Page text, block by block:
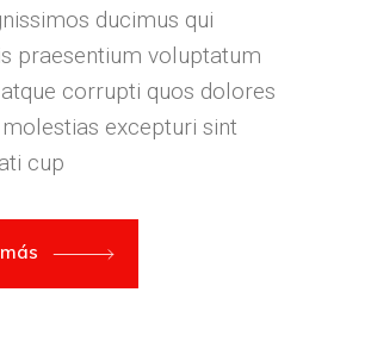
ducimus qui
praesentium voluptatum
corrupti quos dolores
excepturi sint
cup